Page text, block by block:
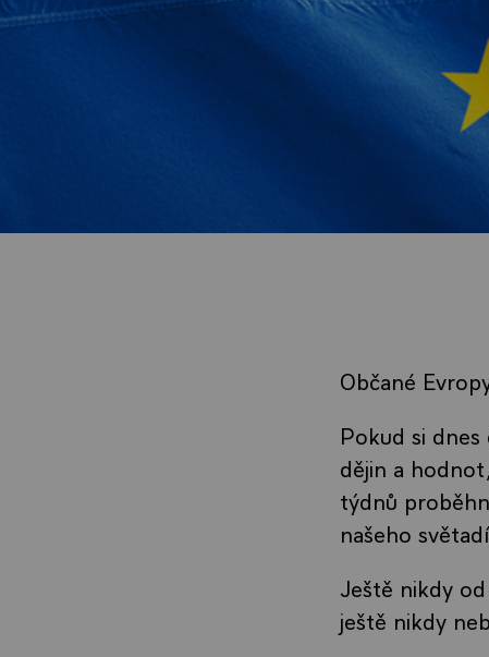
Občané
Pokud si
dějin a
týdnů
našeho
Ještě nikdy
ještě nikdy